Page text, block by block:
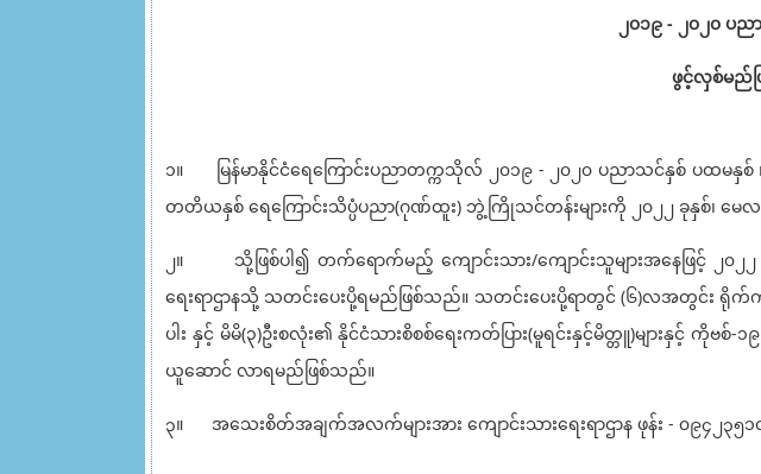
၂၀၁၉ - ၂၀၂၀ ပ
ဖွင့်လှစ်မည်ဖ
၁။ မြန်မာနိုင်ငံရေကြောင်းပညာတက္ကသိုလ် ၂၀၁၉ - ၂၀၂၀ ပညာသင်နှစ် ပထမနှ
တတိယနှစ် ရေကြောင်းသိပ္ပံပညာ(ဂုဏ်ထူး) ဘွဲ့ကြိုသင်တန်းများကို ၂၀၂၂ ခုနှစ်၊ မေ
၂။ သို့ဖြစ်ပါ၍ တက်ရောက်မည့် ကျောင်းသား/ကျောင်းသူများအနေဖြင့် ၂၀၂၂
ရေးရာဌာနသို့ သတင်းပေးပို့ရမည်ဖြစ်သည်။ သတင်းပေးပို့ရာတွင် (၆)လအတွင်း ရိုက်ကူး
ပါး နှင့် မိမိ(၃)ဦးစလုံး၏ နိုင်ငံသားစိစစ်ရေးကတ်ပြား(မူရင်းနှင့်မိတ္တူ)များနှင့်
ယူဆောင် လာရမည်ဖြစ်သည်။
၃။ အသေးစိတ်အချက်အလက်များအား ကျောင်းသားရေးရာဌာန ဖုန်း - ၀၉၄၂၃၅